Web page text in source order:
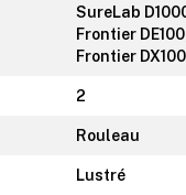
SureLab
Frontier
Frontier DX100
2
Rouleau
Lustré